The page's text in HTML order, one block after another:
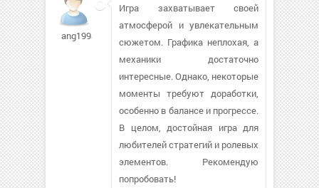
ang1998237
Игра захватывает своей
атмосферой и увлекательным
сюжетом. Графика неплохая, а
механики достаточно
интересные. Однако, некоторые
моменты требуют доработки,
особенно в балансе и прогрессе.
В целом, достойная игра для
любителей стратегий и ролевых
элементов. Рекомендую
попробовать!